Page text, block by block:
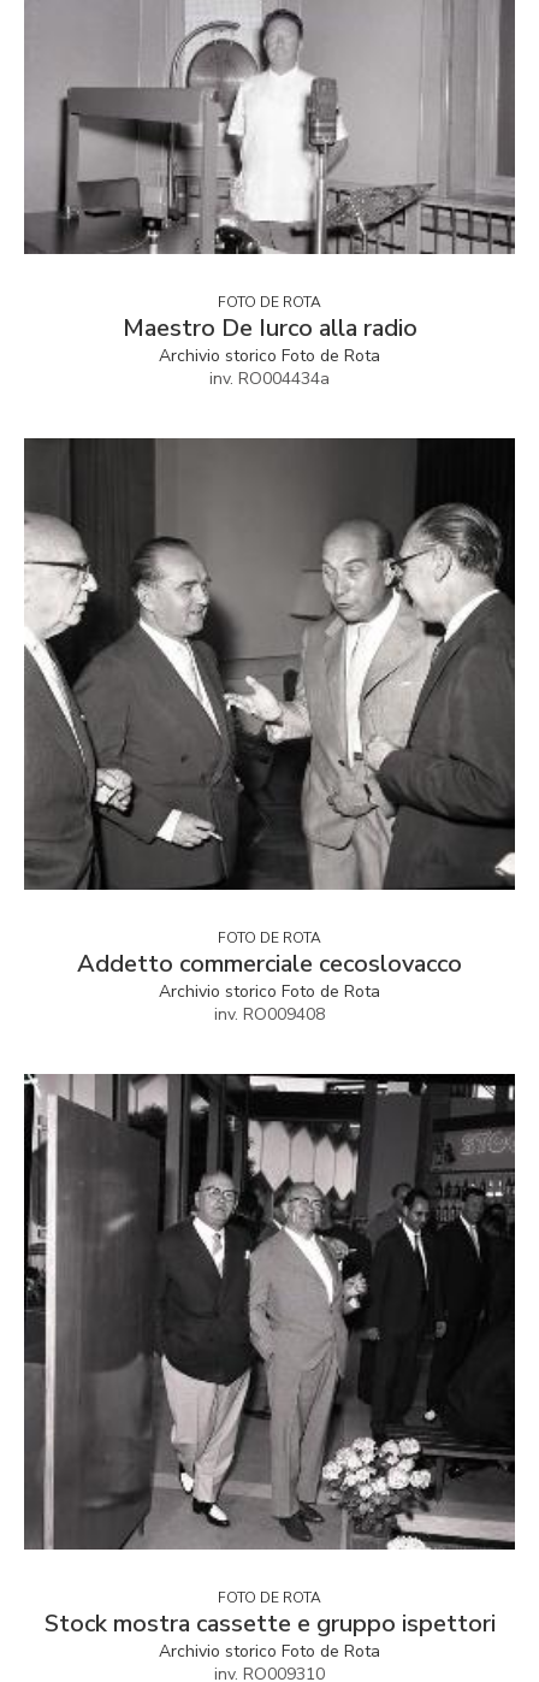
FOTO DE ROTA
Maestro De Iurco alla radio
Archivio storico Foto de Rota
inv. RO004434a
FOTO DE ROTA
Addetto commerciale cecoslovacco
Archivio storico Foto de Rota
inv. RO009408
FOTO DE ROTA
Stock mostra cassette e gruppo ispettori
Archivio storico Foto de Rota
inv. RO009310